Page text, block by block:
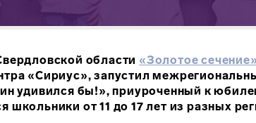
области «Золотое сечение»
«Сириус», запустил
удивился бы!», приуроченный к
школьники от 11 до 17 лет из разных